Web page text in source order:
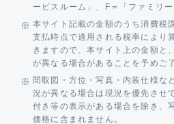
ービスルーム」、F＝「ファミリ
本サイト記載の金額のうち消費税
支払時点で適用される税率により
きますので、本サイト上の金額と
が異なる場合があることを予めご
間取図・方位・写真・内装仕様な
況が異なる場合は現況を優先させ
付き等の表示がある場合を除き、
価格に含まれません。